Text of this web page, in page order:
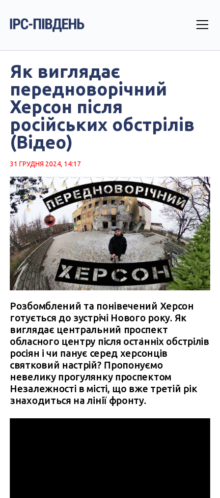
Як виглядає
передноворічний
Херсон після
російських обстрілів
(Відео)
31 ГРУДНЯ 2024, 14:17
Розбомблений та понівечений Херсон
готується до зустрічі Нового року. Як
виглядає центральний проспект
обласного центру після останніх обстрілів
росіян і чи панує серед херсонців
святковий настрій? Пропонуємо
невелику прогулянку проспектом
Незалежності в місті, що вже третій рік
знаходиться на лінії фронту.